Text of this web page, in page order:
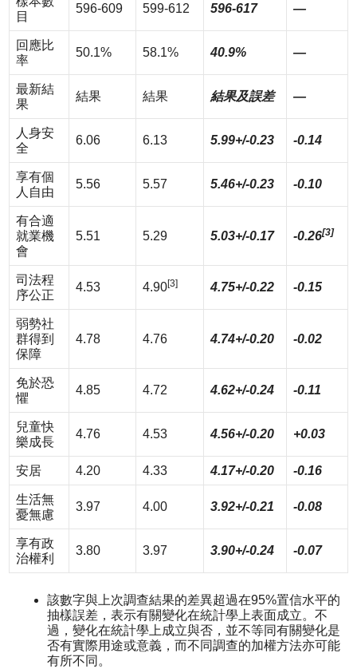
目
596-609 599-612 596-617 —
回應比
率
50.1% 58.1% 40.9% —
最新結
果
結果 結果 結果及誤差 —
人身安
全
6.06 6.13 5.99+/-0.23 -0.14
享有個
人自由
5.56 5.57 5.46+/-0.23 -0.10
有合適
就業機
會
5.51 5.29 5.03+/-0.17 -0.26[3]
司法程
序公正
4.53 4.90[3] 4.75+/-0.22 -0.15
弱勢社
群得到
保障
4.78 4.76 4.74+/-0.20 -0.02
免於恐
懼
4.85 4.72 4.62+/-0.24 -0.11
兒童快
樂成長
4.76 4.53 4.56+/-0.20 +0.03
安居 4.20 4.33 4.17+/-0.20 -0.16
生活無
憂無慮
3.97 4.00 3.92+/-0.21 -0.08
享有政
治權利
3.80 3.97 3.90+/-0.24 -0.07
該數字與上次調查結果的差異超過在95%置信水平的
抽樣誤差，表示有關變化在統計學上表面成立。不
過，變化在統計學上成立與否，並不等同有關變化是
否有實際用途或意義，而不同調查的加權方法亦可能
有所不同。